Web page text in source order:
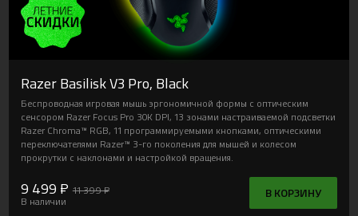
Razer Basilisk V3 Pro, Black
Беспроводная игровая мышь эргономичной формы с оптическим
сенсором Razer Focus Pro 30K DPI, 13 зонами настраиваемой подсветки
Razer Chroma™ RGB, 11 программируемыми кнопками, оптическими
переключателями Razer™ 3-го поколения для мышей и колесом
прокрутки с наклонами и настройкой вращения.
9 499 ₽ 11 399 ₽
В наличии
В КОРЗИНУ